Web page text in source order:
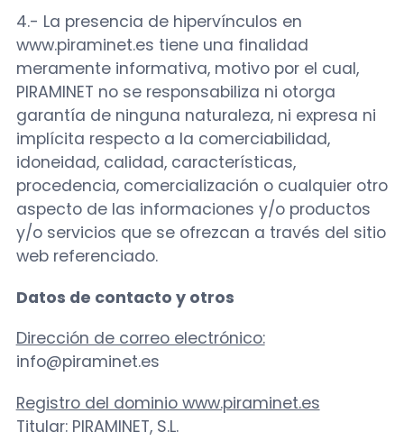
4.- La presencia de hipervínculos en
www.piraminet.es tiene una finalidad
meramente informativa, motivo por el cual,
PIRAMINET no se responsabiliza ni otorga
garantía de ninguna naturaleza, ni expresa ni
implícita respecto a la comerciabilidad,
idoneidad, calidad, características,
procedencia, comercialización o cualquier otro
aspecto de las informaciones y/o productos
y/o servicios que se ofrezcan a través del sitio
web referenciado.
Datos de contacto y otros
Dirección de correo electrónico:
info@piraminet.es
Registro del dominio www.piraminet.es
Titular: PIRAMINET, S.L.